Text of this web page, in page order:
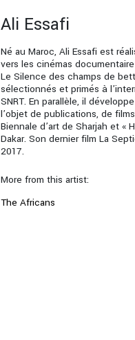
Ali Essafi
Né au Maroc, Ali Essafi est
vers les cinémas
Le Silence des champs de
sélectionnés et primés à
SNRT. En parallèle, il
l’objet de publications, de
Biennale d’art de Sharjah et «
Dakar. Son dernier film La
2017.
More from this artist:
The Africans